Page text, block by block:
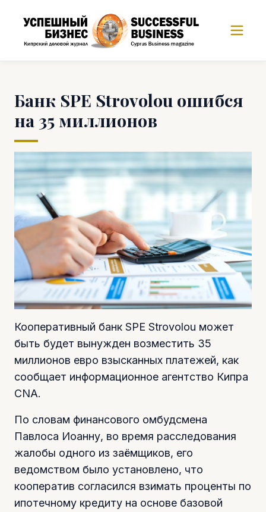
Банк SPE Strovolou ошибся
на 35 миллионов
Кооперативный банк SPE Strovolou может
быть будет вынужден возместить 35
миллионов евро взысканных платежей, как
сообщает информационное агентство Кипра
CNA.
По словам финансового омбудсмена
Павлоса Иоанну, во время расследования
жалобы одного из заёмщиков, его
ведомством было установлено, что
кооператив согласился взимать проценты по
ипотечному кредиту на основе базовой